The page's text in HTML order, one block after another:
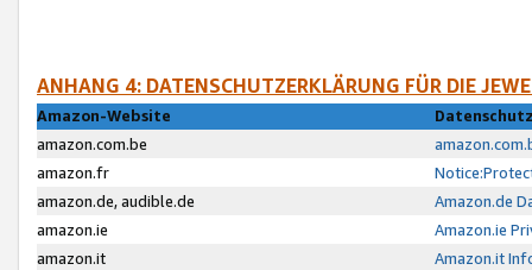
ANHANG 4: DATENSCHUTZERKLÄRUNG FÜR DIE
Amazon-Website
amazon.com.be
amazon.fr
amazon.de, audible.de
Amazon.de
amazon.ie
Amazon.ie
amazon.it
Amazon.it